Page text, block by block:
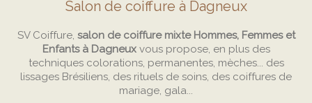
Salon de coiffure à Dagneux
SV Coiffure, salon de coiffure mixte Hommes, Femmes et
Enfants à Dagneuxvous propose, en plus des
techniques colorations, permanentes, mèches... des
lissages Brésiliens, des rituels de soins, des coiffures de
mariage, gala...